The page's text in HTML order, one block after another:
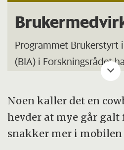
Programmet Brukerstyrt
(BIA) i Forskningsrådet
prosjektet «Plain ­building
BIA ­kalles dette et
brukermedvirkning.
skal bidra til konkret
og samtidig gjennomføre
Noen kaller det en
hevder at mye går
snakker mer i mobilen